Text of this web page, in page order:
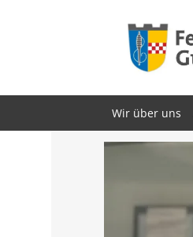
Wir über uns